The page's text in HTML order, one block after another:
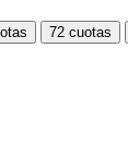
72 cuotas